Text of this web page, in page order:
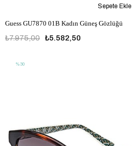
Guess GU7870 01B Kadın Güneş Gözlüğü
₺5.582,50
₺7.975,00
Sepete Ekle
%30